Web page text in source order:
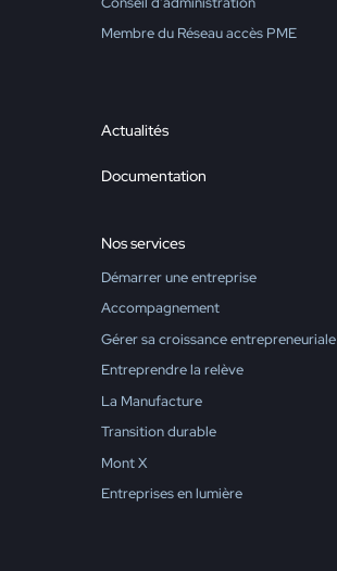
Membre du Réseau accès PME
Actualités
Documentation
Nos services
Démarrer une entreprise
Accompagnement
Gérer sa croissance entrepreneuriale
Entreprendre la relève
La Manufacture
Transition durable
Mont X
Entreprises en lumière